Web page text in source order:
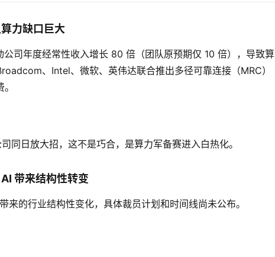
力缺口巨大
司年度经常性收入增长 80 倍（团队原预期仅 10 倍），导致算
、Intel、微软、英伟达联合推出多径可靠连接（MRC）
同日放大招，这不是巧合，是算力军备赛进入白热化。
带来结构性转变
的行业结构性变化，具体裁员计划和时间线尚未公布。